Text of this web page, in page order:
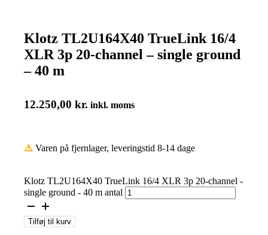
Klotz TL2U164X40 TrueLink 16/4
XLR 3p 20-channel – single ground
– 40 m
12.250,00 kr. inkl. moms
⚠️ Varen på fjernlager, leveringstid 8-14 dage
Klotz TL2U164X40 TrueLink 16/4 XLR 3p 20-channel -
single ground - 40 m antal
Tilføj til kurv